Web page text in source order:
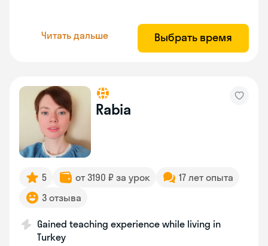
Читать дальше Выбрать время
Rabia
5 от 3190 ₽ за урок
17 лет опыта
3 отзыва
Gained teaching experience while living in
Turkey